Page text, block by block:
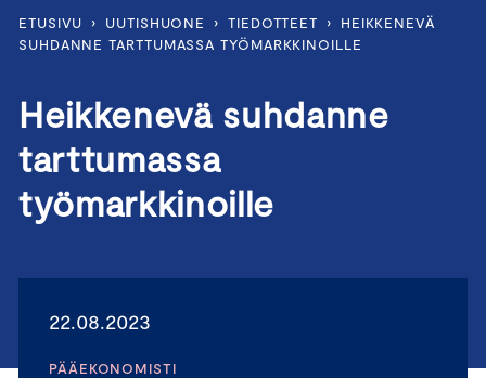
ETUSIVU › UUTISHUONE › TIEDOTTEET ›
HEIKKENEVÄ
SUHDANNE TARTTUMASSA TYÖMARKKINOILLE
Heikkenevä suhdanne
tarttumassa
työmarkkinoille
22.08.2023
PÄÄEKONOMISTI